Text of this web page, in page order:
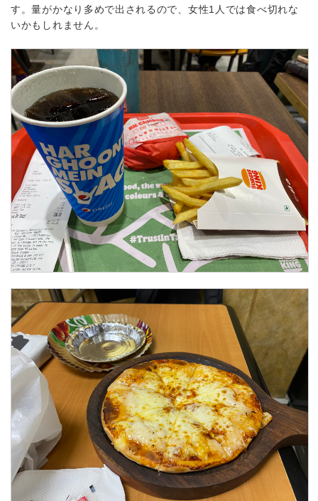
す。量がかなり多めで出されるので、女性1人では食べ切れな
いかもしれません。